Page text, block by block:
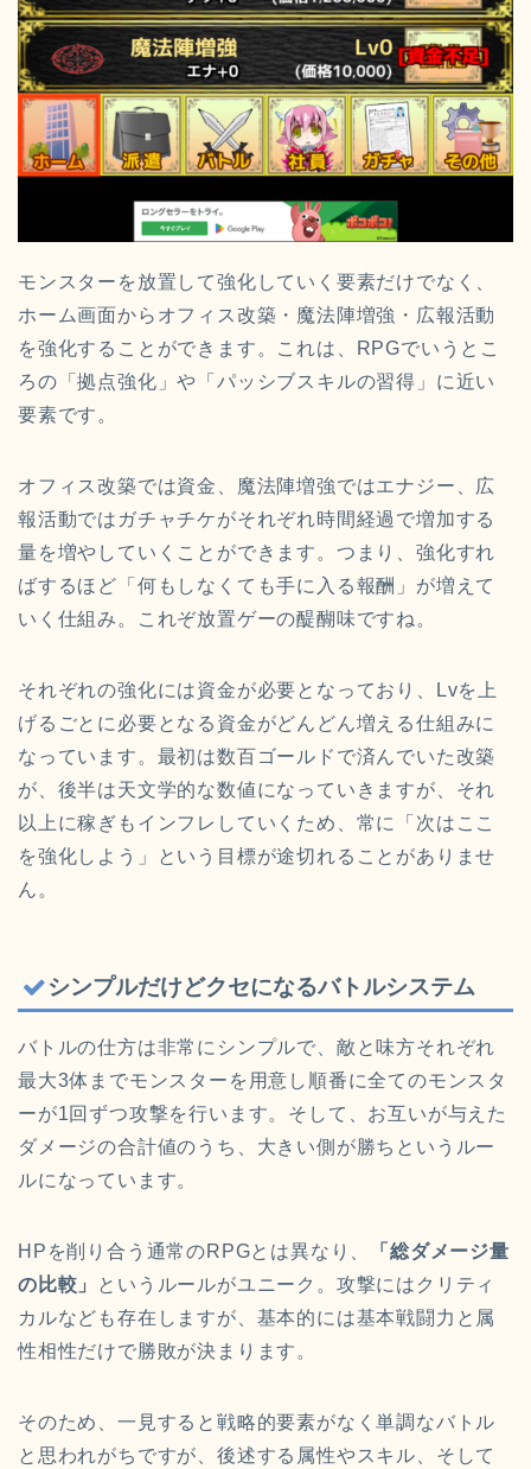
モンスターを放置して強化していく要素だけでなく、
ホーム画面からオフィス改築・魔法陣増強・広報活動
を強化することができます。これは、RPGでいうとこ
ろの「拠点強化」や「パッシブスキルの習得」に近い
要素です。
オフィス改築では資金、魔法陣増強ではエナジー、広
報活動ではガチャチケがそれぞれ時間経過で増加する
量を増やしていくことができます。つまり、強化すれ
ばするほど「何もしなくても手に入る報酬」が増えて
いく仕組み。これぞ放置ゲーの醍醐味ですね。
それぞれの強化には資金が必要となっており、Lvを上
げるごとに必要となる資金がどんどん増える仕組みに
なっています。最初は数百ゴールドで済んでいた改築
が、後半は天文学的な数値になっていきますが、それ
以上に稼ぎもインフレしていくため、常に「次はここ
を強化しよう」という目標が途切れることがありませ
ん。
シンプルだけどクセになるバトルシステム
バトルの仕方は非常にシンプルで、敵と味方それぞれ
最大3体までモンスターを用意し順番に全てのモンスタ
ーが1回ずつ攻撃を行います。そして、お互いが与えた
ダメージの合計値のうち、大きい側が勝ちというルー
ルになっています。
HPを削り合う通常のRPGとは異なり、
「総ダメージ量
の比較」
というルールがユニーク。攻撃にはクリティ
カルなども存在しますが、基本的には基本戦闘力と属
性相性だけで勝敗が決まります。
そのため、一見すると戦略的要素がなく単調なバトル
と思われがちですが、後述する属性やスキル、そして